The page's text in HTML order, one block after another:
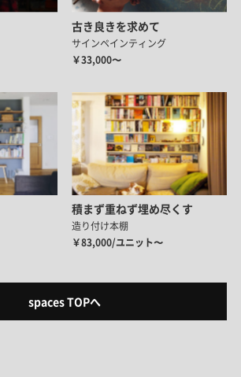
古き良きを求めて
サインペインティング
￥33,000〜
積まず重ねず埋め尽くす
造り付け本棚
￥83,000/ユニット〜
spaces TOPへ